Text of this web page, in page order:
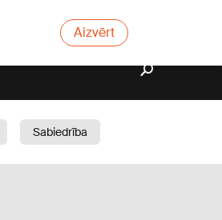
Aizvērt
Sabiedrība